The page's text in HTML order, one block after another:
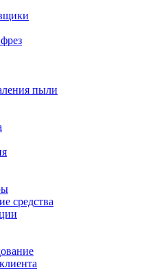
пыли
средства